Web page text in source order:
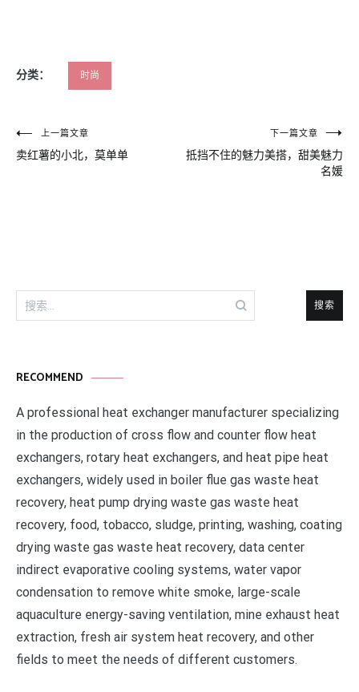
分类： 时尚
文
章
上一篇文章
卖红薯的小北，莫单单
下一篇文章
抵挡不住的魅力美搭，甜美魅力
名媛
搜
索：
RECOMMEND
A professional heat exchanger manufacturer specializing
in the production of cross flow and counter flow heat
exchangers, rotary heat exchangers, and heat pipe heat
exchangers, widely used in boiler flue gas waste heat
recovery, heat pump drying waste gas waste heat
recovery, food, tobacco, sludge, printing, washing, coating
drying waste gas waste heat recovery, data center
indirect evaporative cooling systems, water vapor
condensation to remove white smoke, large-scale
aquaculture energy-saving ventilation, mine exhaust heat
extraction, fresh air system heat recovery, and other
fields to meet the needs of different customers.